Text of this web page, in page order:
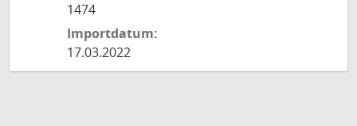
1474
Importdatum:
17.03.2022